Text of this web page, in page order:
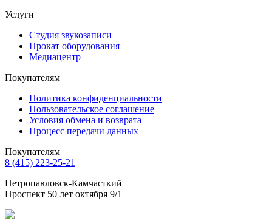
Услуги
Студия звукозаписи
Прокат оборудования
Медиацентр
Покупателям
Политика конфиденциальности
Пользовательское соглашение
Условия обмена и возврата
Процесс передачи данных
Покупателям
8 (415) 223-25-21
Петропавловск-Камчасткий
Проспект 50 лет октября 9/1